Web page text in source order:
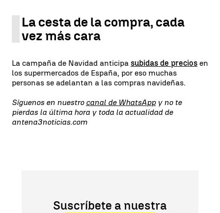
La cesta de la compra, cada
vez más cara
La campaña de Navidad anticipa subidas de precios en
los supermercados de España, por eso muchas
personas se adelantan a las compras navideñas.
Síguenos en nuestro canal de WhatsAppy no te
pierdas la última hora y toda la actualidad de
antena3noticias.com
Suscríbete a nuestra